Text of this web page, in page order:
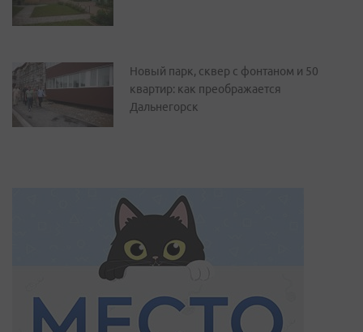
Новый парк, сквер с фонтаном и 50
квартир: как преображается
Дальнегорск